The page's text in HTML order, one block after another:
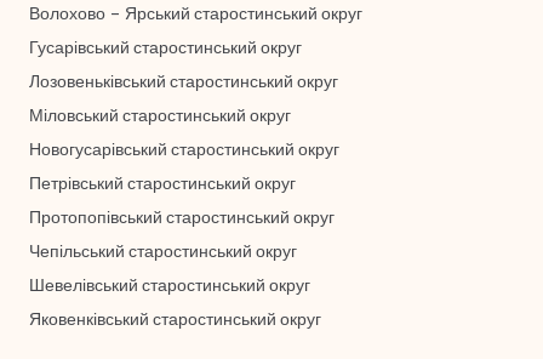
Волохово – Ярський старостинський округ
Гусарівський старостинський округ
Лозовеньківський старостинський округ
Міловський старостинський округ
Новогусарівський старостинський округ
Петрівський старостинський округ
Протопопівський старостинський округ
Чепільський старостинський округ
Шевелівський старостинський округ
Яковенківський старостинський округ